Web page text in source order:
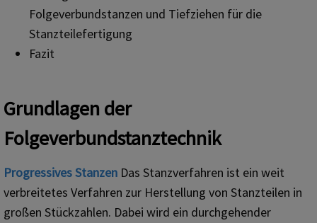
Folgeverbundstanzen und Tiefziehen für die
Stanzteilefertigung
Fazit
Grundlagen der
Folgeverbundstanztechnik
Progressives Stanzen Das Stanzverfahren ist ein weit
verbreitetes Verfahren zur Herstellung von Stanzteilen in
großen Stückzahlen. Dabei wird ein durchgehender